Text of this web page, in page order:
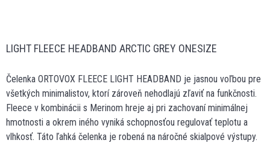
LIGHT FLEECE HEADBAND ARCTIC GREY ONESIZE
Čelenka ORTOVOX FLEECE LIGHT HEADBAND je jasnou voľbou pre
všetkých minimalistov, ktorí zároveň nehodlajú zľaviť na funkčnosti.
Fleece v kombinácii s Merinom hreje aj pri zachovaní minimálnej
hmotnosti a okrem iného vyniká schopnosťou regulovať teplotu a
vlhkosť. Táto ľahká čelenka je robená na náročné skialpové výstupy.